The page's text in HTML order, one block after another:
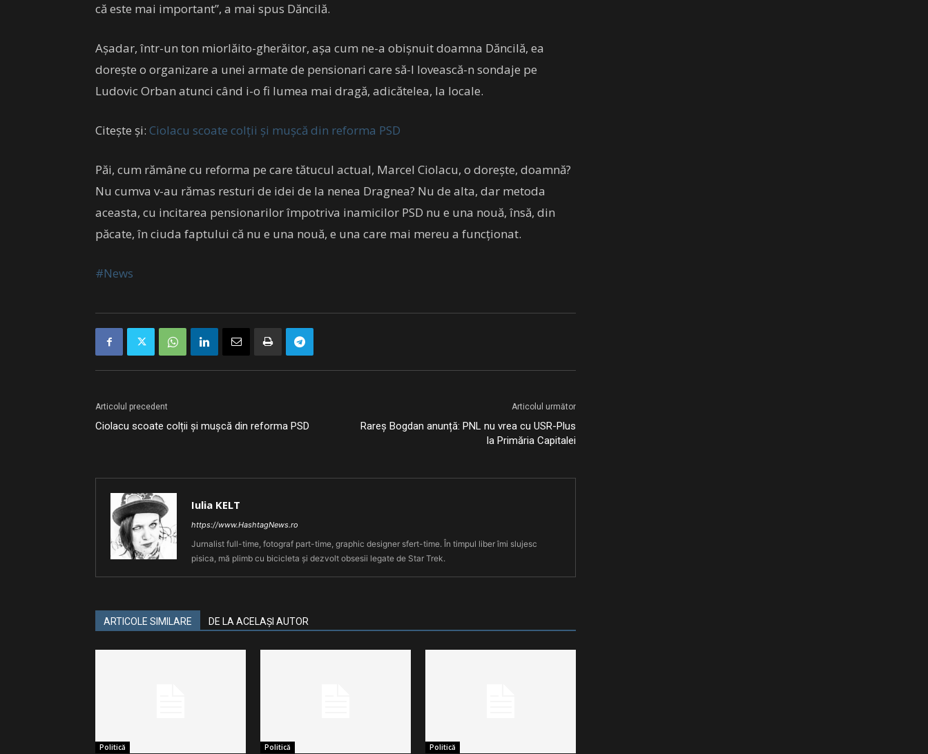
că este mai important”, a mai spus Dăncilă.
Așadar, într-un ton miorlăito-gherăitor, așa cum ne-a obișnuit doamna Dăncilă, ea
dorește o organizare a unei armate de pensionari care să-l lovească-n sondaje pe
Ludovic Orban atunci când i-o fi lumea mai dragă, adicătelea, la locale.
Citește și: Ciolacu scoate colții și mușcă din reforma PSD
Păi, cum rămâne cu reforma pe care tătucul actual, Marcel Ciolacu, o dorește, doamnă?
Nu cumva v-au rămas resturi de idei de la nenea Dragnea? Nu de alta, dar metoda
aceasta, cu incitarea pensionarilor împotriva inamicilor PSD nu e una nouă, însă, din
păcate, în ciuda faptului că nu e una nouă, e una care mai mereu a funcționat.
#News
Articolul precedent
Ciolacu scoate colții și mușcă din reforma PSD
Articolul următor
Rareș Bogdan anunță: PNL nu vrea cu USR-Plus
la Primăria Capitalei
Iulia KELT
https://www.HashtagNews.ro
Jurnalist full-time, fotograf part-time, graphic designer sfert-time. În timpul liber îmi slujesc
pisica, mă plimb cu bicicleta și dezvolt obsesii legate de Star Trek.
ARTICOLE SIMILARE DE LA ACELAȘI AUTOR
Politică Politică Politică